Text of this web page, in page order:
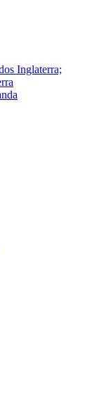
Inglaterra;